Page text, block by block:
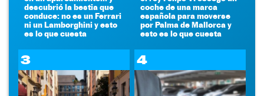
descubrió la bestia que
conduce: no es un Ferrari
ni un Lamborghini y esto
es lo que cuesta
coche de una marca
española para moverse
por Palma de Mallorca y
esto es lo que cuesta
3 4